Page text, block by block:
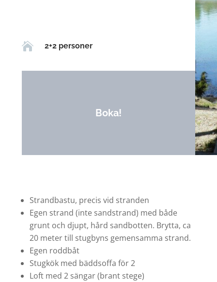
 2+2 personer
Boka!
Strandbastu, precis vid stranden
Egen strand (inte sandstrand) med både
grunt och djupt, hård sandbotten. Brytta, ca
20 meter till stugbyns gemensamma strand.
Egen roddbåt
Stugkök med bäddsoffa för 2
Loft med 2 sängar (brant stege)